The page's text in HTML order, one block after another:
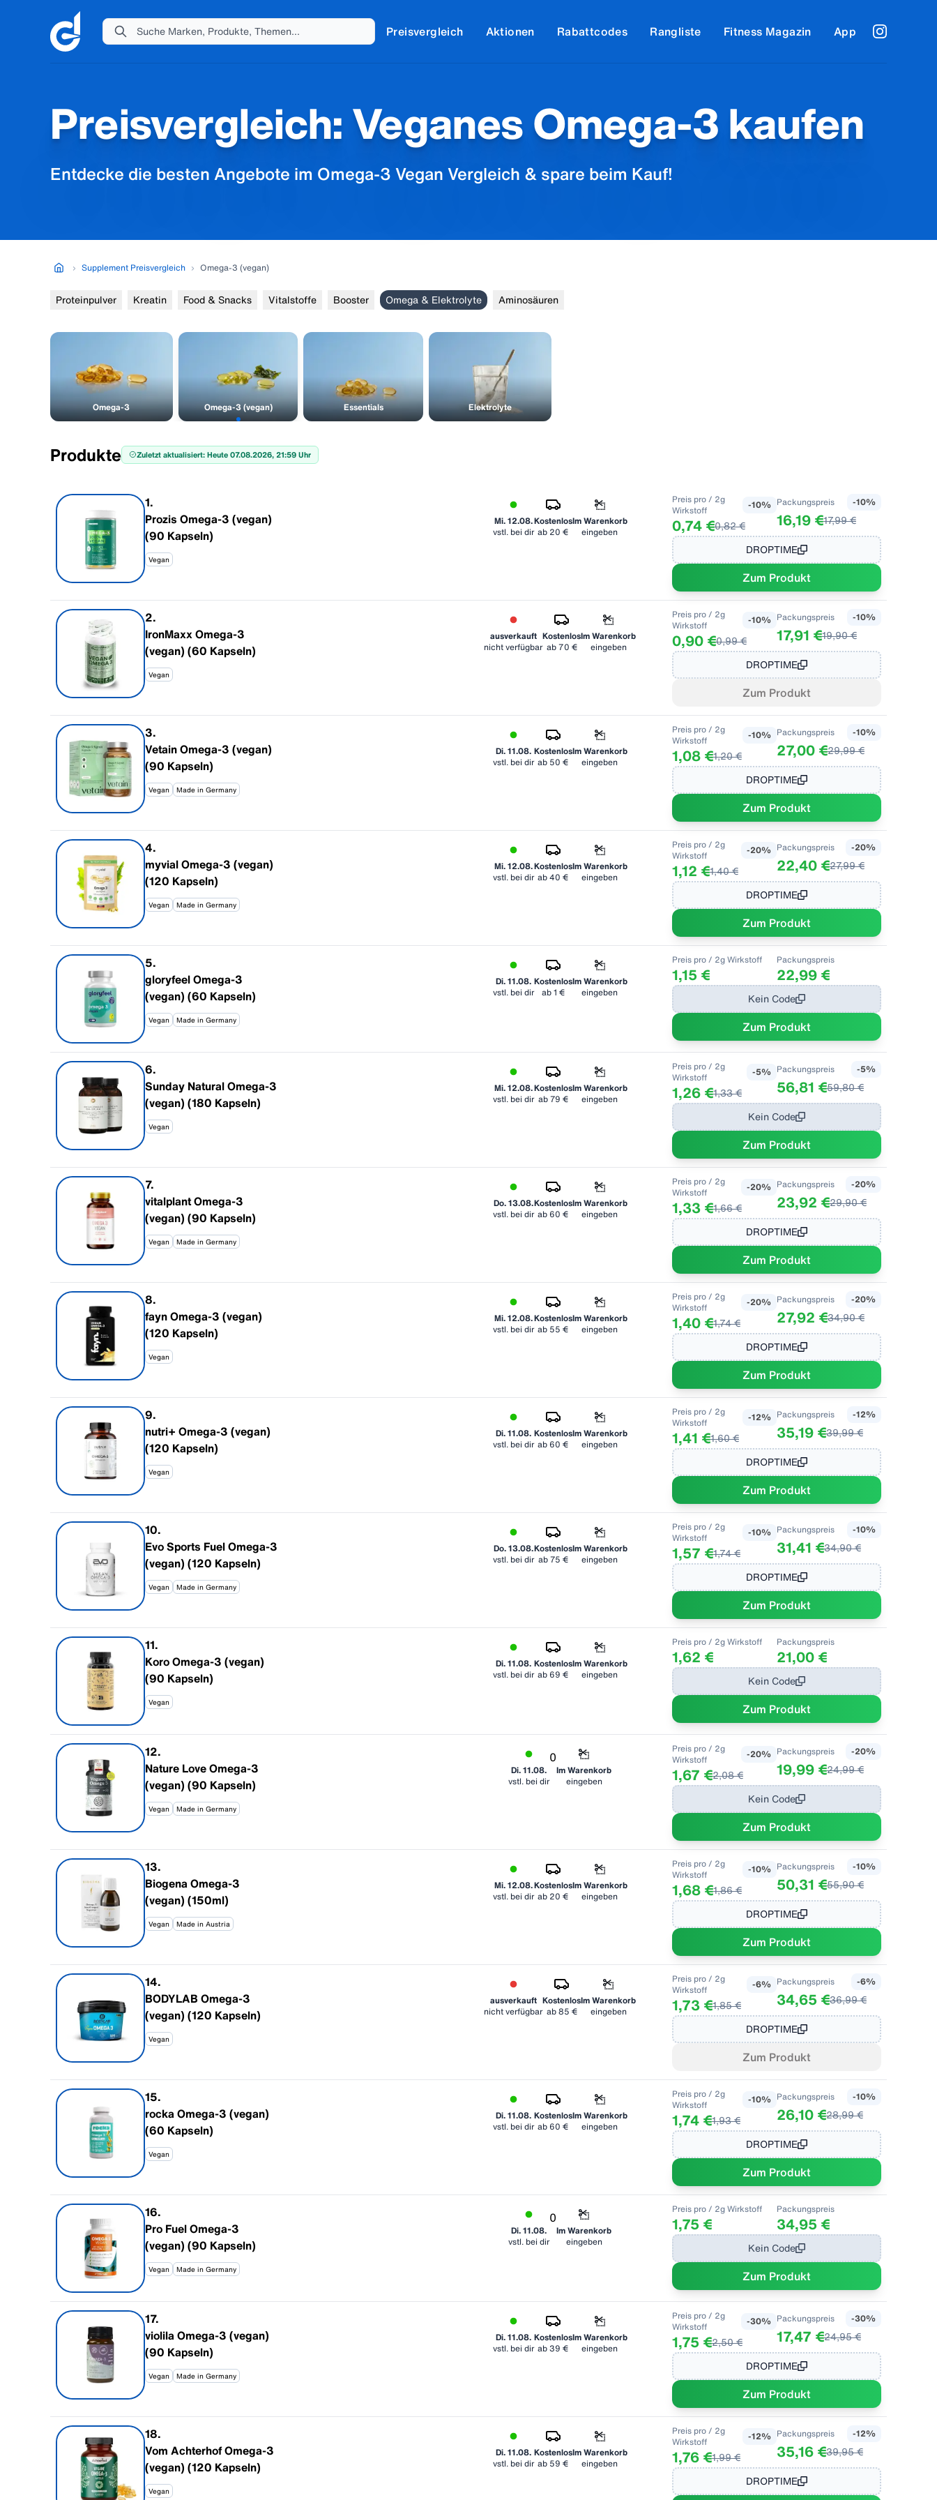
Suche Marken, Produkte, Themen... Preisvergleich Aktionen Rabattcodes Rangliste Fitness Magazin App
Preisvergleich: Veganes Omega-3 kaufen
Entdecke die besten Angebote im Omega-3 Vegan Vergleich & spare beim Kauf!
› Supplement Preisvergleich › Omega-3 (vegan)
Proteinpulver Kreatin Food & Snacks Vitalstoffe Booster Omega & Elektrolyte Aminosäuren
Omega-3 Omega-3 (vegan) Essentials Elektrolyte
Produkte Zuletzt aktualisiert: Heute 07.08.2026, 21:59 Uhr
1.
Prozis Omega-3 (vegan)
(90 Kapseln)
Vegan
Mi. 12.08.
vstl. bei dir
Kostenlos
ab 20 €
Im Warenkorb
eingeben
Preis pro / 2g
Wirkstoff
-10%
0,74 €0,82 €
Packungspreis -10%
16,19 €17,99 €
DROPTIME
Zum Produkt
2.
IronMaxx Omega-3
(vegan) (60 Kapseln)
Vegan
ausverkauft
nicht verfügbar
Kostenlos
ab 70 €
Im Warenkorb
eingeben
Preis pro / 2g
Wirkstoff
-10%
0,90 €0,99 €
Packungspreis -10%
17,91 €19,90 €
DROPTIME
Zum Produkt
3.
Vetain Omega-3 (vegan)
(90 Kapseln)
Vegan Made in Germany
Di. 11.08.
vstl. bei dir
Kostenlos
ab 50 €
Im Warenkorb
eingeben
Preis pro / 2g
Wirkstoff
-10%
1,08 €1,20 €
Packungspreis -10%
27,00 €29,99 €
DROPTIME
Zum Produkt
4.
myvial Omega-3 (vegan)
(120 Kapseln)
Vegan Made in Germany
Mi. 12.08.
vstl. bei dir
Kostenlos
ab 40 €
Im Warenkorb
eingeben
Preis pro / 2g
Wirkstoff
-20%
1,12 €1,40 €
Packungspreis -20%
22,40 €27,99 €
DROPTIME
Zum Produkt
5.
gloryfeel Omega-3
(vegan) (60 Kapseln)
Vegan Made in Germany
Di. 11.08.
vstl. bei dir
Kostenlos
ab 1 €
Im Warenkorb
eingeben
Preis pro / 2g Wirkstoff
1,15 €
Packungspreis
22,99 €
Kein Code
Zum Produkt
6.
Sunday Natural Omega-3
(vegan) (180 Kapseln)
Vegan
Mi. 12.08.
vstl. bei dir
Kostenlos
ab 79 €
Im Warenkorb
eingeben
Preis pro / 2g
Wirkstoff
-5%
1,26 €1,33 €
Packungspreis -5%
56,81 €59,80 €
Kein Code
Zum Produkt
7.
vitalplant Omega-3
(vegan) (90 Kapseln)
Vegan Made in Germany
Do. 13.08.
vstl. bei dir
Kostenlos
ab 60 €
Im Warenkorb
eingeben
Preis pro / 2g
Wirkstoff
-20%
1,33 €1,66 €
Packungspreis -20%
23,92 €29,90 €
DROPTIME
Zum Produkt
8.
fayn Omega-3 (vegan)
(120 Kapseln)
Vegan
Mi. 12.08.
vstl. bei dir
Kostenlos
ab 55 €
Im Warenkorb
eingeben
Preis pro / 2g
Wirkstoff
-20%
1,40 €1,74 €
Packungspreis -20%
27,92 €34,90 €
DROPTIME
Zum Produkt
9.
nutri+ Omega-3 (vegan)
(120 Kapseln)
Vegan
Di. 11.08.
vstl. bei dir
Kostenlos
ab 60 €
Im Warenkorb
eingeben
Preis pro / 2g
Wirkstoff
-12%
1,41 €1,60 €
Packungspreis -12%
35,19 €39,99 €
DROPTIME
Zum Produkt
10.
Evo Sports Fuel Omega-3
(vegan) (120 Kapseln)
Vegan Made in Germany
Do. 13.08.
vstl. bei dir
Kostenlos
ab 75 €
Im Warenkorb
eingeben
Preis pro / 2g
Wirkstoff
-10%
1,57 €1,74 €
Packungspreis -10%
31,41 €34,90 €
DROPTIME
Zum Produkt
11.
Koro Omega-3 (vegan)
(90 Kapseln)
Vegan
Di. 11.08.
vstl. bei dir
Kostenlos
ab 69 €
Im Warenkorb
eingeben
Preis pro / 2g Wirkstoff
1,62 €
Packungspreis
21,00 €
Kein Code
Zum Produkt
12.
Nature Love Omega-3
(vegan) (90 Kapseln)
Vegan Made in Germany
Di. 11.08.
vstl. bei dir
0
Im Warenkorb
eingeben
Preis pro / 2g
Wirkstoff
-20%
1,67 €2,08 €
Packungspreis -20%
19,99 €24,99 €
Kein Code
Zum Produkt
13.
Biogena Omega-3
(vegan) (150ml)
Vegan Made in Austria
Mi. 12.08.
vstl. bei dir
Kostenlos
ab 20 €
Im Warenkorb
eingeben
Preis pro / 2g
Wirkstoff
-10%
1,68 €1,86 €
Packungspreis -10%
50,31 €55,90 €
DROPTIME
Zum Produkt
14.
BODYLAB Omega-3
(vegan) (120 Kapseln)
Vegan
ausverkauft
nicht verfügbar
Kostenlos
ab 85 €
Im Warenkorb
eingeben
Preis pro / 2g
Wirkstoff
-6%
1,73 €1,85 €
Packungspreis -6%
34,65 €36,99 €
DROPTIME
Zum Produkt
15.
rocka Omega-3 (vegan)
(60 Kapseln)
Vegan
Di. 11.08.
vstl. bei dir
Kostenlos
ab 60 €
Im Warenkorb
eingeben
Preis pro / 2g
Wirkstoff
-10%
1,74 €1,93 €
Packungspreis -10%
26,10 €28,99 €
DROPTIME
Zum Produkt
16.
Pro Fuel Omega-3
(vegan) (90 Kapseln)
Vegan Made in Germany
Di. 11.08.
vstl. bei dir
0
Im Warenkorb
eingeben
Preis pro / 2g Wirkstoff
1,75 €
Packungspreis
34,95 €
Kein Code
Zum Produkt
17.
violila Omega-3 (vegan)
(90 Kapseln)
Vegan Made in Germany
Di. 11.08.
vstl. bei dir
Kostenlos
ab 39 €
Im Warenkorb
eingeben
Preis pro / 2g
Wirkstoff
-30%
1,75 €2,50 €
Packungspreis -30%
17,47 €24,95 €
DROPTIME
Zum Produkt
18.
Vom Achterhof Omega-3
(vegan) (120 Kapseln)
Vegan
Di. 11.08.
vstl. bei dir
Kostenlos
ab 59 €
Im Warenkorb
eingeben
Preis pro / 2g
Wirkstoff
-12%
1,76 €1,99 €
Packungspreis -12%
35,16 €39,95 €
DROPTIME